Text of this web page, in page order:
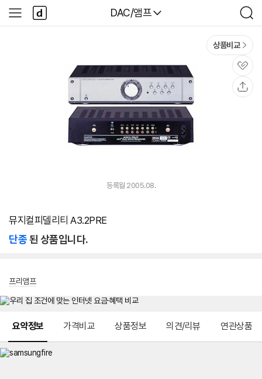
다나와
DAC/앰프
검
색
사
이
다
나
와
상품비교
관
심
등록월 2005.08.
뮤지컬피델리티 A3.2PRE
단종된 상품입니다.
프리앰프
요약정보 가격비교 상품정보 의견/리뷰 연관상품